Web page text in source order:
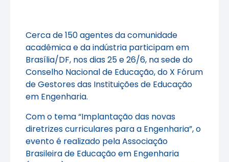
Cerca de 150 agentes da comunidade
acadêmica e da indústria participam em
Brasília/DF, nos dias 25 e 26/6, na sede do
Conselho Nacional de Educação, do X Fórum
de Gestores das Instituições de Educação
em Engenharia.
Com o tema “Implantação das novas
diretrizes curriculares para a Engenharia”, o
evento é realizado pela Associação
Brasileira de Educação em Engenharia